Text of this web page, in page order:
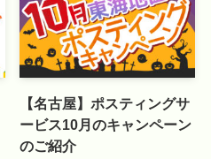
【名古屋】ポスティングサ
ービス10月のキャンペーン
のご紹介